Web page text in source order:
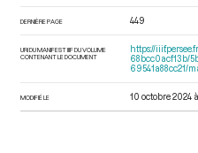
DERNIÈRE PAGE 449
URI DU MANIFEST IIIF DU VOLUME
CONTENANT LE DOCUMENT
https://
68bcc0acf13b/
69541a88cc21/
MODIFIÉ LE 10 octobre 2024 à